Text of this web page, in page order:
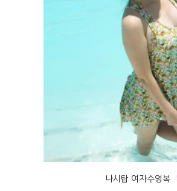
나시탑 여자수영복